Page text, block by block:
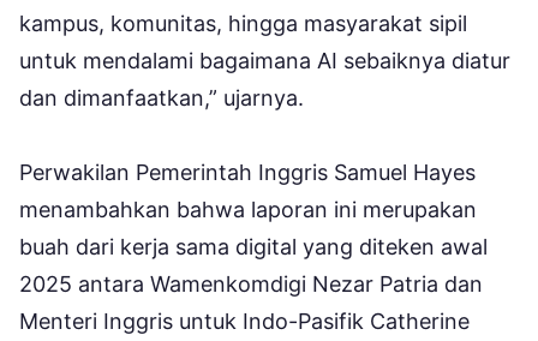
kampus, komunitas, hingga masyarakat sipil
untuk mendalami bagaimana AI sebaiknya diatur
dan dimanfaatkan,” ujarnya.
Perwakilan Pemerintah Inggris Samuel Hayes
menambahkan bahwa laporan ini merupakan
buah dari kerja sama digital yang diteken awal
2025 antara Wamenkomdigi Nezar Patria dan
Menteri Inggris untuk Indo-Pasifik Catherine